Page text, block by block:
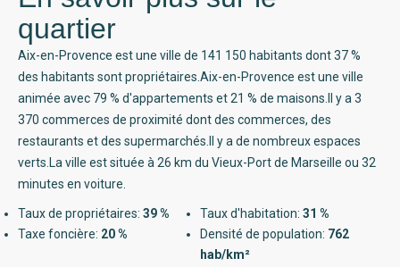
quartier
Aix-en-Provence est une ville de 141 150 habitants dont 37 %
des habitants sont propriétaires.Aix-en-Provence est une ville
animée avec 79 % d'appartements et 21 % de maisons.Il y a 3
370 commerces de proximité dont des commerces, des
restaurants et des supermarchés.Il y a de nombreux espaces
verts.La ville est située à 26 km du Vieux-Port de Marseille ou 32
minutes en voiture.
Taux de propriétaires: 39 % Taux d'habitation: 31 %
Taxe foncière: 20 % Densité de population: 762
hab/km²